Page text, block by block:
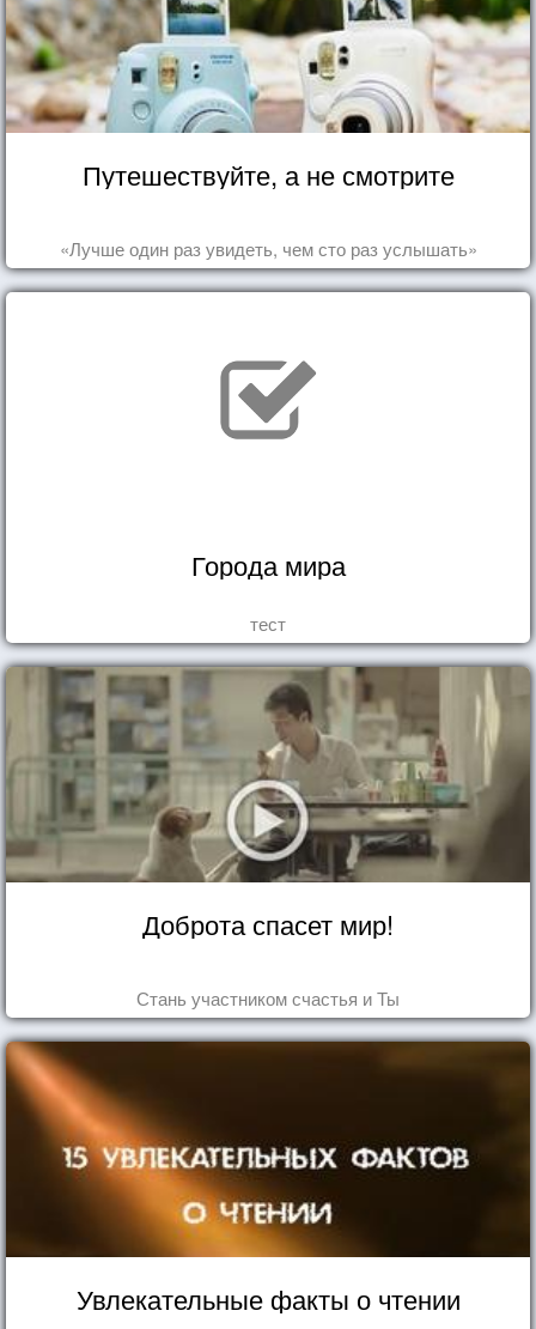
Путешествуйте, а не смотрите
«Лучше один раз увидеть, чем сто раз услышать»
Города мира
тест
Доброта спасет мир!
Стань участником счастья и Ты
Увлекательные факты о чтении